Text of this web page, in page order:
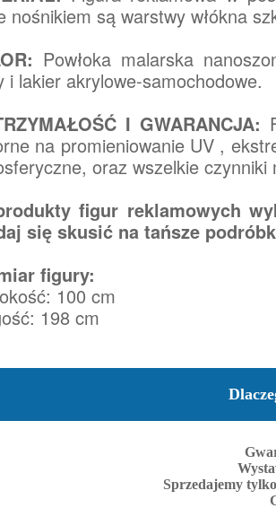
nośnikiem są warstwy włókna
Powłoka malarska
i lakier akrylowe-samochodowe.
I GWARANCJA:
na promieniowanie UV ,
oraz wszelkie
figur reklamowych
się skusić na tańsze
figury:
100 cm
198 cm
Sprzedajemy